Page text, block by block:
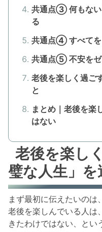
共通点③ 何もない
る
共通点④ すべてを
共通点⑤ 不安をゼ
老後を楽しく過ご
と
まとめ｜老後を楽
はない
老後を楽し
璧な人生」
まず最初に伝えたいのは、
老後を楽しんでいる人は
きたわけではない、とい